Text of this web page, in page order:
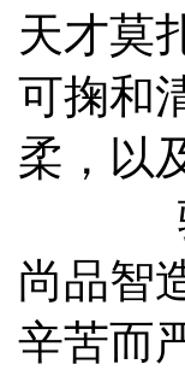
天才莫
可掬和
柔，以
尚品智
辛苦而